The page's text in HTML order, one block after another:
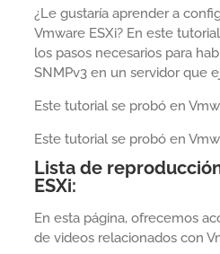
¿Le gustaría aprender a
Vmware ESXi? En este
los pasos necesarios para
SNMPv3 en un servidor que
Este tutorial se probó en
Este tutorial se probó en
Lista de
ESXi:
En esta página, ofrecemos
de videos relacionados con